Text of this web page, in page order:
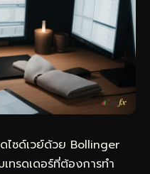
ไซด์เวย์ด้วย Bollinger
ทรดเดอร์ที่ต้องการทำ